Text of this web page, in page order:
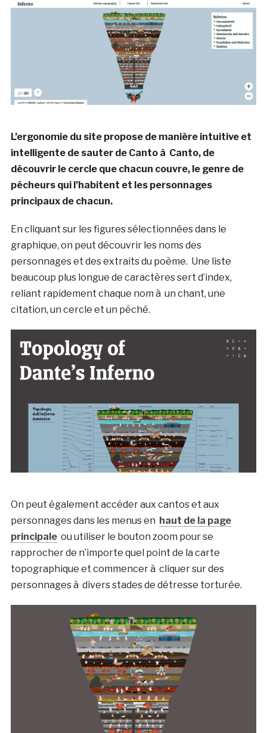
L’ergonomie du site propose de manière intuitive et
intelligente de sauter de Canto à Canto, de
découvrir le cercle que chacun couvre, le genre de
pécheurs qui l’habitent et les personnages
principaux de chacun.
En cliquant sur les figures sélectionnées dans le
graphique, on peut découvrir les noms des
personnages et des extraits du poème. Une liste
beaucoup plus longue de caractères sert d’index,
reliant rapidement chaque nom à un chant, une
citation, un cercle et un péché.
On peut également accéder aux cantos et aux
personnages dans les menus en haut de la page
principaleou utiliser le bouton zoom pour se
rapprocher de n’importe quel point de la carte
topographique et commencer à cliquer sur des
personnages à divers stades de détresse torturée.